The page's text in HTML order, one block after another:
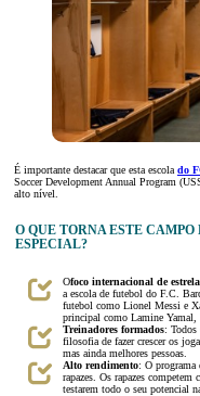
É importante destacar que esta escolado
Soccer Development Annual Program
alto nível.
O QUE TORNA ESTE
ESPECIAL?
Ofoco internacional de
a escola de futebol do F.C.
futebol como Lionel Messi e
principal como Lamine Yamal,
Treinadores formados: Todos
filosofia de fazer crescer os
mas ainda melhores pessoas.
Alto rendimento: O programa
rapazes. Os rapazes
testarem todo o seu potencial